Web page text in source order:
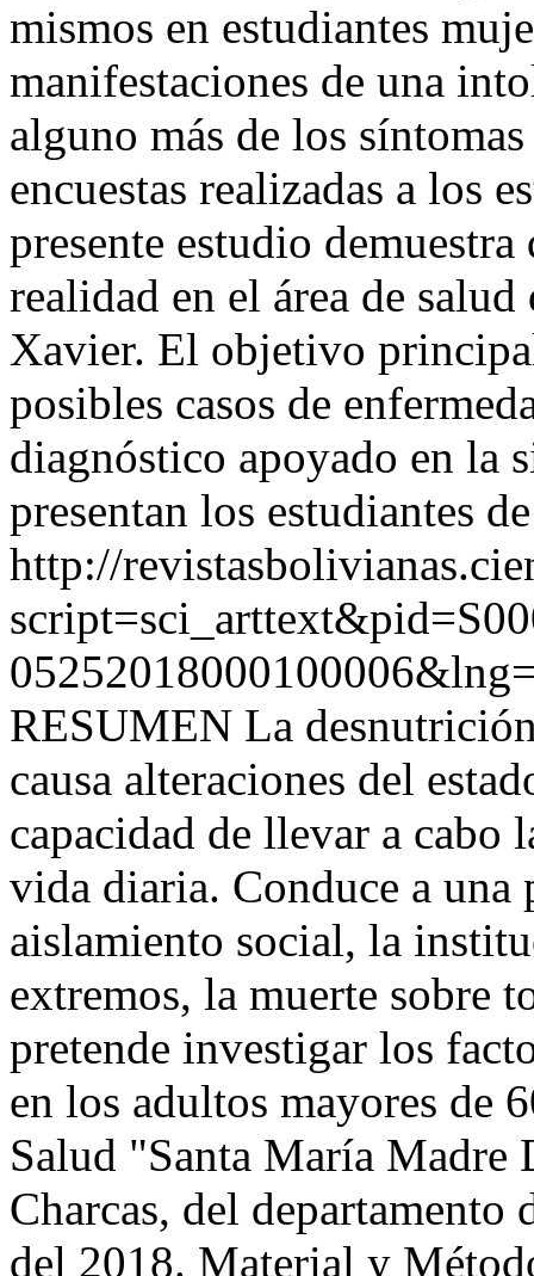
mismos en estudiantes
manifestaciones de una
alguno más de los
encuestas realizadas a los
presente estudio
realidad en el área de
Xavier. El objetivo
posibles casos de
diagnóstico apoyado en la
presentan los estudiantes
http://
RESUMEN La
causa alteraciones del
capacidad de llevar a cabo
vida diaria. Conduce a una
aislamiento social, la
extremos, la muerte sobre
pretende investigar los
en los adultos mayores de
Salud "Santa María
Charcas, del departamento
del 2018. Material y